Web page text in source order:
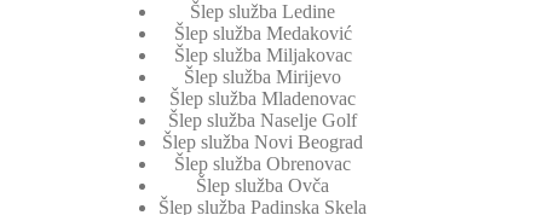
Šlep služba Ledine
Šlep služba Medaković
Šlep služba Miljakovac
Šlep služba Mirijevo
Šlep služba Mladenovac
Šlep služba Naselje Golf
Šlep služba Novi Beograd
Šlep služba Obrenovac
Šlep služba Ovča
Šlep služba Padinska Skela